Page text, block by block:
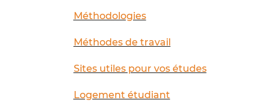
Méthodologies
Méthodes de travail
Sites utiles pour vos études
Logement étudiant